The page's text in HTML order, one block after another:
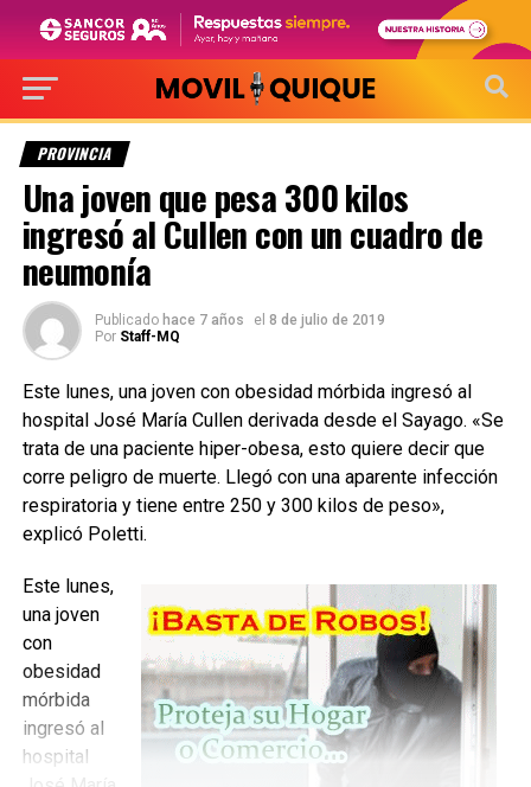
PROVINCIA
Una joven que pesa 300 kilos
ingresó al Cullen con un cuadro de
neumonía
Publicado hace 7 años el 8 de julio de 2019
Por Staff-MQ
Este lunes, una joven con obesidad mórbida ingresó al
hospital José María Cullen derivada desde el Sayago. «Se
trata de una paciente hiper-obesa, esto quiere decir que
corre peligro de muerte. Llegó con una aparente infección
respiratoria y tiene entre 250 y 300 kilos de peso»,
explicó Poletti.
Este lunes,
una joven
con
obesidad
mórbida
ingresó al
hospital